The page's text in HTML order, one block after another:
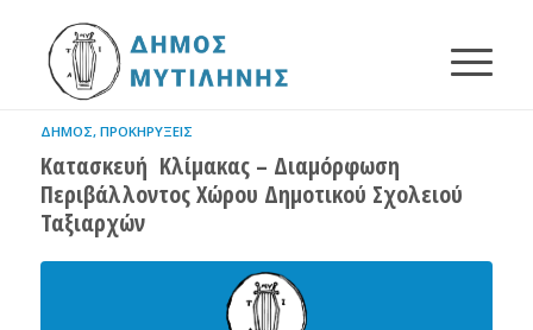
ΔΉΜΟΣ, ΠΡΟΚΗΡΎΞΕΙΣ
Κατασκευή Κλίμακας – Διαμόρφωση
Περιβάλλοντος Χώρου Δημοτικού Σχολειού
Ταξιαρχών